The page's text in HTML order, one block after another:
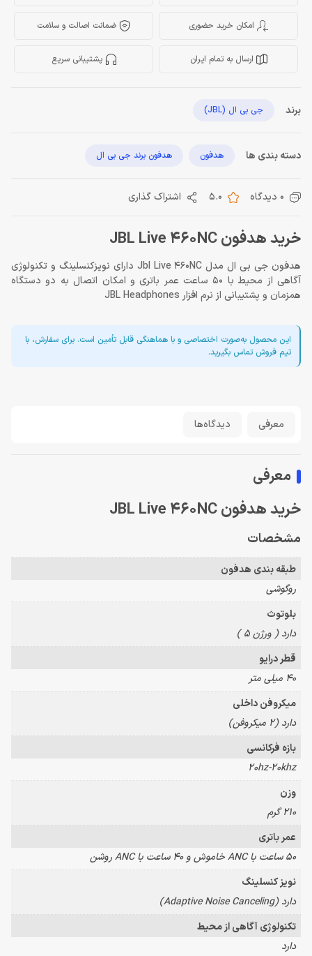
امکان خرید حضوری ضمانت اصالت و سلامت
ارسال به تمام ایران پشتیبانی سریع
برند جی بی ال (JBL)
دسته بندی ها هدفون هدفون برند جی بی ال
0 دیدگاه 5.0 اشتراک گذاری
خرید هدفون JBL Live 460NC
هدفون جی بی ال مدل Jbl Live 460NC دارای نویزکنسلینگ و تکنولوژی
آگاهی از محیط با 50 ساعت عمر باتری و امکان اتصال به دو دستگاه
همزمان و پشتیبانی از نرم افزار JBL Headphones
این محصول به‌صورت اختصاصی و با هماهنگی قابل تأمین است. برای سفارش، با
تیم فروش تماس بگیرید.
معرفی دیدگاه‌ها
معرفی
خرید هدفون JBL Live 460NC
مشخصات
طبقه بندی هدفون
روگوشی
بلوتوث
دارد ( ورژن 5 )
قطر درایو
40 میلی متر
میکروفن داخلی
دارد (2 میکروفن)
بازه فرکانسی
20hz-20khz
وزن
210 گرم
عمر باتری
50 ساعت با ANC خاموش و 40 ساعت با ANC روشن
نویز کنسلینگ
دارد (Adaptive Noise Canceling)
تکنولوژی آگاهی از محیط
دارد